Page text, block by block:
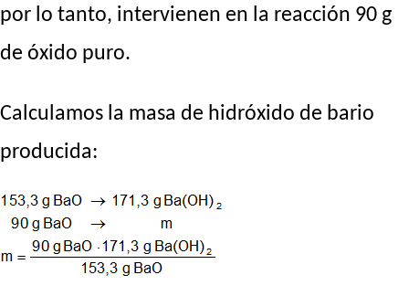
por lo tanto, intervienen en la reacción 90 g
de óxido puro.
Calculamos la masa de hidróxido de bario
producida: